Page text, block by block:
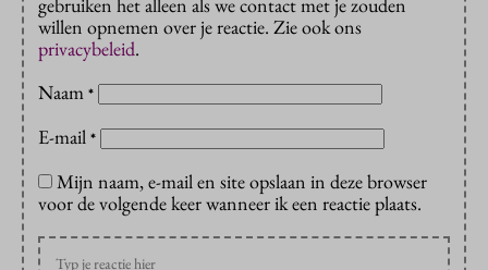
willen opnemen over je reactie. Zie ook ons
privacybeleid.
Naam *
E-mail *
Mijn naam, e-mail en site opslaan in deze browser
voor de volgende keer wanneer ik een reactie plaats.